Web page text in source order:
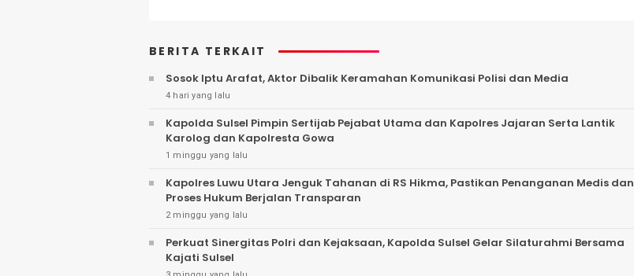
BERITA TERKAIT
Sosok Iptu Arafat, Aktor Dibalik Keramahan Komunikasi Polisi dan Media
4 hari yang lalu
Kapolda Sulsel Pimpin Sertijab Pejabat Utama dan Kapolres Jajaran Serta Lantik
Karolog dan Kapolresta Gowa
1 minggu yang lalu
Kapolres Luwu Utara Jenguk Tahanan di RS Hikma, Pastikan Penanganan Medis dan
Proses Hukum Berjalan Transparan
2 minggu yang lalu
Perkuat Sinergitas Polri dan Kejaksaan, Kapolda Sulsel Gelar Silaturahmi Bersama
Kajati Sulsel